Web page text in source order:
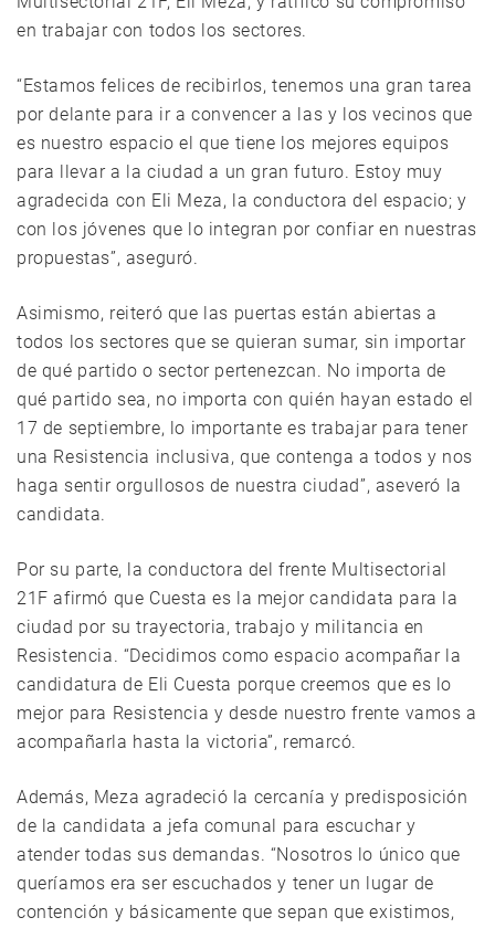
en trabajar con todos los sectores.
“Estamos felices de recibirlos, tenemos una gran tarea
por delante para ir a convencer a las y los vecinos que
es nuestro espacio el que tiene los mejores equipos
para llevar a la ciudad a un gran futuro. Estoy muy
agradecida con Eli Meza, la conductora del espacio; y
con los jóvenes que lo integran por confiar en nuestras
propuestas”, aseguró.
Asimismo, reiteró que las puertas están abiertas a
todos los sectores que se quieran sumar, sin importar
de qué partido o sector pertenezcan. No importa de
qué partido sea, no importa con quién hayan estado el
17 de septiembre, lo importante es trabajar para tener
una Resistencia inclusiva, que contenga a todos y nos
haga sentir orgullosos de nuestra ciudad”, aseveró la
candidata.
Por su parte, la conductora del frente Multisectorial
21F afirmó que Cuesta es la mejor candidata para la
ciudad por su trayectoria, trabajo y militancia en
Resistencia. “Decidimos como espacio acompañar la
candidatura de Eli Cuesta porque creemos que es lo
mejor para Resistencia y desde nuestro frente vamos a
acompañarla hasta la victoria”, remarcó.
Además, Meza agradeció la cercanía y predisposición
de la candidata a jefa comunal para escuchar y
atender todas sus demandas. “Nosotros lo único que
queríamos era ser escuchados y tener un lugar de
contención y básicamente que sepan que existimos,